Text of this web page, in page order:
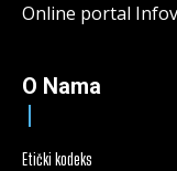
Online portal
O Nama
Etički kodeks